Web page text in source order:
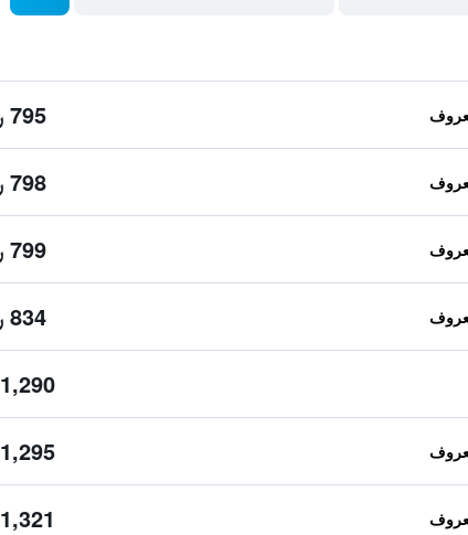
795 ﷼
798 ﷼
799 ﷼
834 ﷼
1,290 ﷼
1,295 ﷼
1,321 ﷼